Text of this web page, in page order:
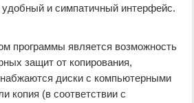
и симпатичный интерфейс.
программы является возможность
защит от копирования,
диски с компьютерными
копия (в соответствии с